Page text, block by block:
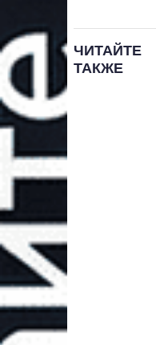
ЧИТАЙТЕ
ТАКЖЕ